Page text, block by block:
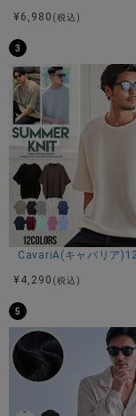
BITTER STORE（
アシンメトリーに
在感抜群のクルー
シンプルなTシャツ
大胆に組み合わせ
ントと個性をプラ
フロントにはフラ
気の中にもデザイ
さらにデニム部分
ージライクな表情
左右非対称の切り
え、シンプルなボ
ーディネートが完成
左袖にはブランド
さりげないワンポ
こだわりを感じさ
シルエットは程よ
イズ感で、デイリ
デニムやカーゴパ
¥ 6,980 (税込)
3
CavariA(キャバリア
¥ 4,290 (税込)
5